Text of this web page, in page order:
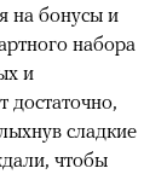
на бонусы и
набора
и
достаточно,
сладкие
чтобы